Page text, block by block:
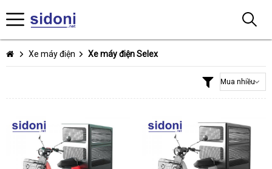
Xe máy điện Xe máy điện Selex